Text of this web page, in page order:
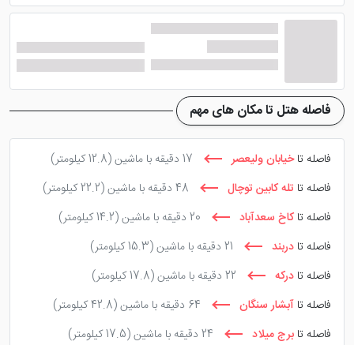
هتل سه ستاره شیان تهران دارای آلاچیق با طراحی پلکانی
در محیط زیست می باشد که از بخش های لذت بخش برای
مهمانان در این هتل محسوب می شود.هتل با ساخت این
آلاچیق باعث شده تا لیست هتل های خاص تهران بشمار
برود. آلاچیق هتل شیان تهران همچنین بسیار مناسب برای
رفع خستگی و یا ضیافت های کوچک مانند قرار های
دوستانه می باشد.
رستوران هتل هتل شیان تهران،
صرف غذای مورد علاقه خود در داخل
هتل
هتل دوست داشتنی شیان تهران
مکانی عالی
فاصله هتل تا مکان های مهم
فاصله تاخیابان ولیعصر 17 دقیقه با ماشین
(12.8 کیلومتر)
فاصله تا تله کابین توچال 48 دقیقه با ماشین
(22.2 کیلومتر)
فاصله تا کاخ سعدآباد 20 دقیقه با ماشین
(14.2 کیلومتر)
فاصله تا دربند 21 دقیقه با ماشین
(15.3 کیلومتر)
فاصله تا درکه 22 دقیقه با ماشین
(17.8 کیلومتر)
فاصله تا آبشار سنگان 64 دقیقه با ماشین
(42.8 کیلومتر)
فاصله تا برج میلاد 24 دقیقه با ماشین
(17.5 کیلومتر)